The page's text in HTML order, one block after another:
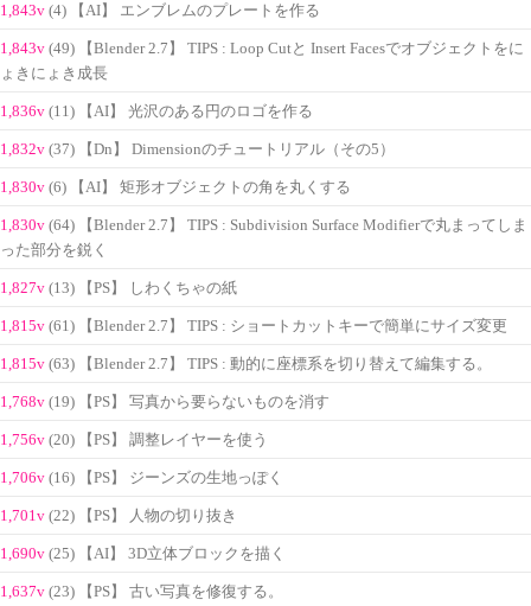
1,843v (4) 【AI】 エンブレムのプレートを作る
1,843v (49) 【Blender 2.7】 TIPS : Loop Cutと Insert Facesでオブジェクトをに
ょきにょき成長
1,836v (11) 【AI】 光沢のある円のロゴを作る
1,832v (37) 【Dn】 Dimensionのチュートリアル（その5）
1,830v (6) 【AI】 矩形オブジェクトの角を丸くする
1,830v (64) 【Blender 2.7】 TIPS : Subdivision Surface Modifierで丸まってしま
った部分を鋭く
1,827v (13) 【PS】 しわくちゃの紙
1,815v (61) 【Blender 2.7】 TIPS : ショートカットキーで簡単にサイズ変更
1,815v (63) 【Blender 2.7】 TIPS : 動的に座標系を切り替えて編集する。
1,768v (19) 【PS】 写真から要らないものを消す
1,756v (20) 【PS】 調整レイヤーを使う
1,706v (16) 【PS】 ジーンズの生地っぽく
1,701v (22) 【PS】 人物の切り抜き
1,690v (25) 【AI】 3D立体ブロックを描く
1,637v (23) 【PS】 古い写真を修復する。